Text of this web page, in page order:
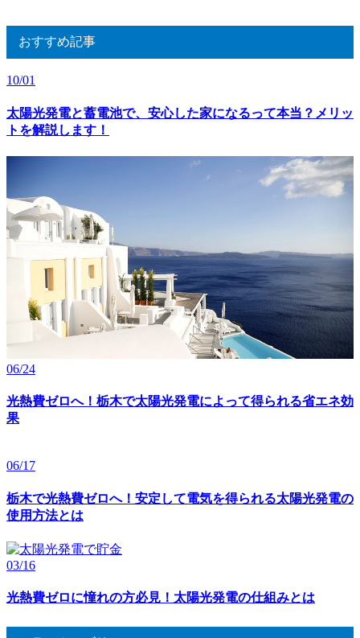
おすすめ記事
10/01
太陽光発電と蓄電池で、安心した家になるって本当？メリッ
トを解説します！
06/24
光熱費ゼロへ！栃木で太陽光発電によって得られる省エネ効
果
06/17
栃木で光熱費ゼロへ！安定して電気を得られる太陽光発電の
使用方法とは
03/16
光熱費ゼロに憧れの方必見！太陽光発電の仕組みとは